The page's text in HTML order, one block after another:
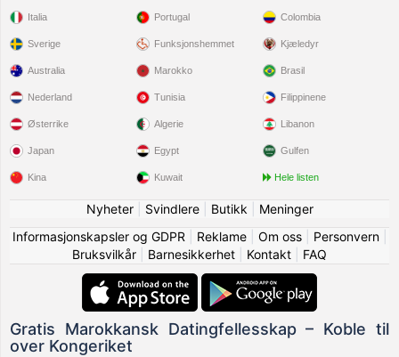
Italia
Sverige
Portugal
Funksjonshemmet
Colombia
Kjæledyr
Australia
Nederland
Østerrike
Japan
Kina
Marokko
Tunisia
Algerie
Egypt
Kuwait
Brasil
Filippinene
Libanon
Gulfen
Hele listen
Nyheter| Svindlere| Butikk
Meninger
Informasjonskapsler og GDPR
Reklame| Om oss| Personvern|
Bruksvilkår
Barnesikkerhet Kontakt FAQ
Gratis Marokkansk Datingfellesskap – Koble til
over Kongeriket